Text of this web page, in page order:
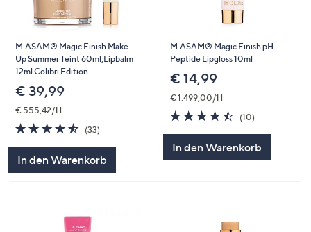
M.ASAM® Magic Finish Make-
Up Summer Teint 60ml,Lipbalm
12ml Colibri Edition
€ 39,99
€ 555,42/1 l
4.5
von
5
(33)
In den Warenkorb
M.ASAM® Magic Finish pH
Peptide Lipgloss 10ml
€ 14,99
€ 1.499,00/1 l
4.4
von
(10)10
In den Warenkorb